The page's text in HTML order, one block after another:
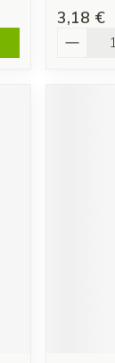
3,18 €
Quantité